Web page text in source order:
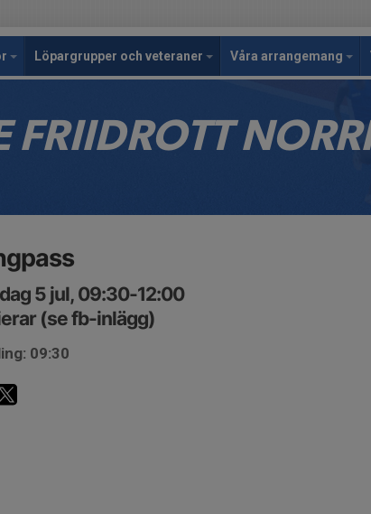
Löpargrupper och veteraner Våra arrangemang
FRIIDROTT
5 jul, 09:30-12:00
(se fb-inlägg)
09:30